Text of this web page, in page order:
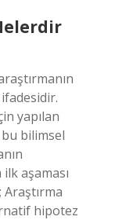
yapılan
bilimsel
aşaması
hipotez